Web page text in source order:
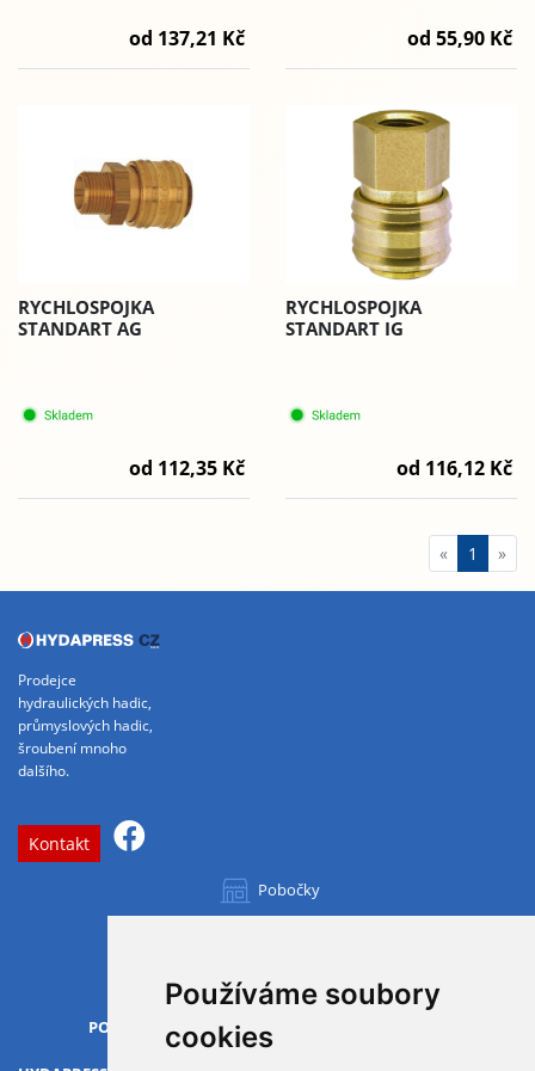
Používáme soubory
cookies
od 137,21 Kč od 55,90 Kč
RYCHLOSPOJKA
STANDART AG
od 112,35 Kč
RYCHLOSPOJKA
STANDART IG
od 116,12 Kč
« 1 »
Prodejce
hydraulických hadic,
průmyslových hadic,
šroubení mnoho
dalšího.
Kontakt
Pobočky
OTVÍRACÍ DOBA
PO-PÁ